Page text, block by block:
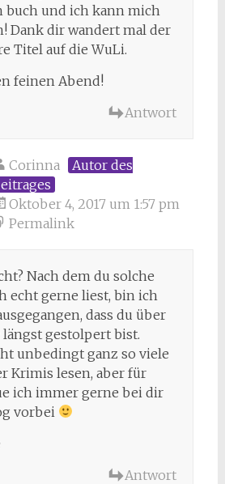
buch und ich kann mich
Dank dir wandert mal der
Titel auf die WuLi.
feinen Abend!
Antwort
Corinna
Autor des
Oktober 4, 2017 um 1:57 pm
Permalink
Nach dem du solche
echt gerne liest, bin ich
dass du über
längst gestolpert bist.
unbedingt ganz so viele
Krimis lesen, aber für
ich immer gerne bei dir
vorbei
Antwort